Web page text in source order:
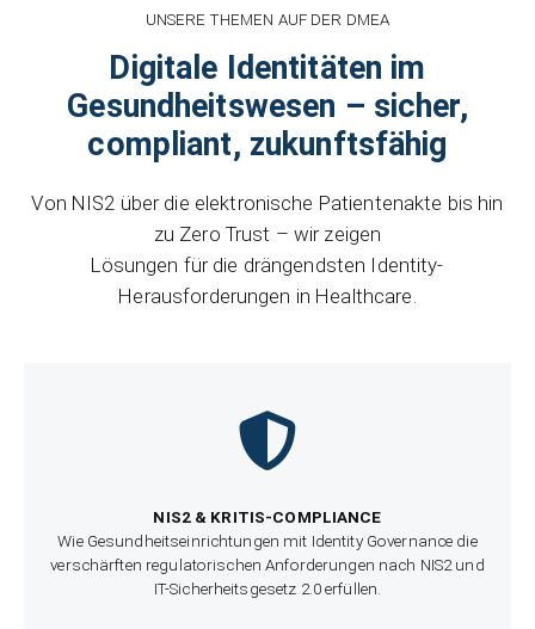
UNSERE THEMEN AUF DER DMEA
Digitale Identitäten im
Gesundheitswesen – sicher,
compliant, zukunftsfähig
Von NIS2 über die elektronische Patientenakte bis hin
zu Zero Trust – wir zeigen
Lösungen für die drängendsten Identity-
Herausforderungen in Healthcare.
NIS2 & KRITIS-COMPLIANCE
Wie Gesundheitseinrichtungen mit Identity Governance die
verschärften regulatorischen Anforderungen nach NIS2 und
IT-Sicherheitsgesetz 2.0 erfüllen.